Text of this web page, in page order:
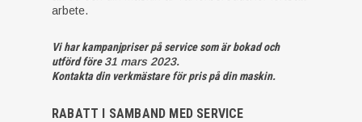
arbete.
Vi har kampanjpriser på service som är bokad och
utförd före31 mars 2023.
Kontakta din verkmästare för pris på din maskin.
RABATT I SAMBAND MED SERVICE